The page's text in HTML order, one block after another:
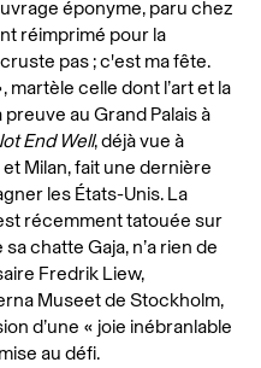
éponyme, paru chez
réimprimé pour la
pas ; c'est ma fête.
celle dont l’art et la
au Grand Palais à
End Well, déjà vue à
Milan, fait une dernière
les États-Unis. La
récemment tatouée sur
chatte Gaja, n’a rien de
Fredrik Liew,
Museet de Stockholm,
d’une « joie inébranlable
au défi.